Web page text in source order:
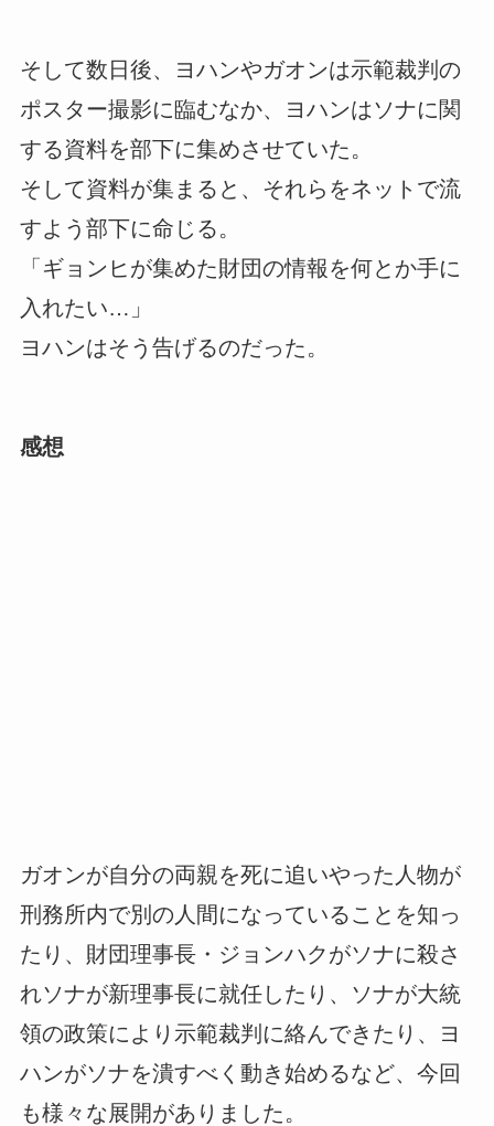
そして数日後、ヨハンやガオンは示範裁判の
ポスター撮影に臨むなか、ヨハンはソナに関
する資料を部下に集めさせていた。
そして資料が集まると、それらをネットで流
すよう部下に命じる。
「ギョンヒが集めた財団の情報を何とか手に
入れたい…」
ヨハンはそう告げるのだった。
感想
ガオンが自分の両親を死に追いやった人物が
刑務所内で別の人間になっていることを知っ
たり、財団理事長・ジョンハクがソナに殺さ
れソナが新理事長に就任したり、ソナが大統
領の政策により示範裁判に絡んできたり、ヨ
ハンがソナを潰すべく動き始めるなど、今回
も様々な展開がありました。